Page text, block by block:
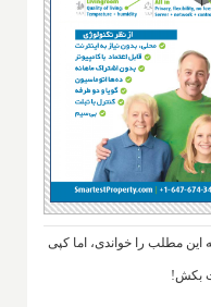
مطلب را خواندی، اما کپی
بکش!